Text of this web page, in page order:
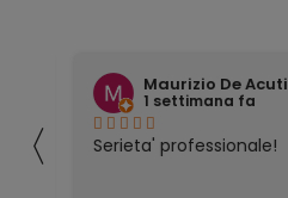
〈
Maurizio De Acutis
1 settimana fa
Serieta' professionale!